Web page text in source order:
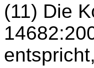
(11) Die